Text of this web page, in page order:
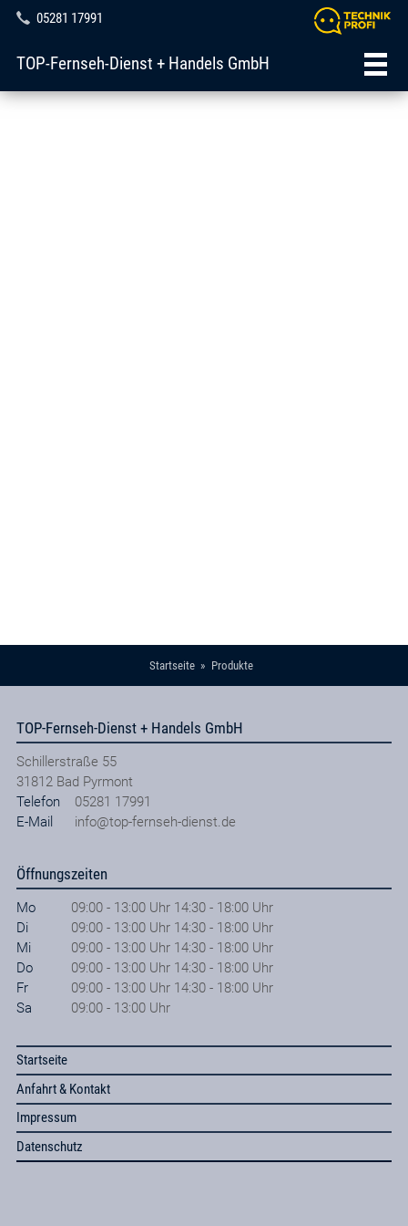
05281 17991
TOP-Fernseh-Dienst + Handels GmbH
Startseite Produkte
TOP-Fernseh-Dienst + Handels GmbH
Schillerstraße 55
31812 Bad Pyrmont
Telefon
05281 17991
E-Mail
info@top-fernseh-dienst.de
Öffnungszeiten
Mo
09:00 - 13:00 Uhr 14:30 - 18:00 Uhr
Di
09:00 - 13:00 Uhr 14:30 - 18:00 Uhr
Mi
09:00 - 13:00 Uhr 14:30 - 18:00 Uhr
Do
09:00 - 13:00 Uhr 14:30 - 18:00 Uhr
Fr
09:00 - 13:00 Uhr 14:30 - 18:00 Uhr
Sa
09:00 - 13:00 Uhr
Startseite
Anfahrt & Kontakt
Impressum
Datenschutz